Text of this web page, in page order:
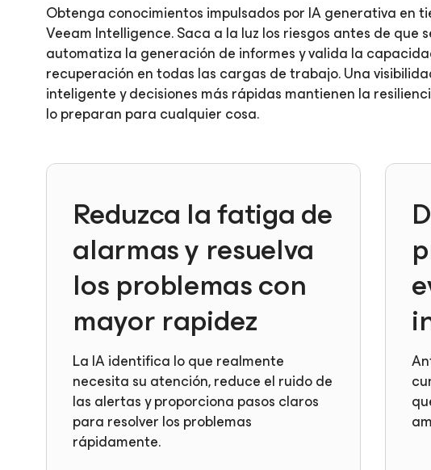
Obtenga conocimientos impulsados por IA generativa en
Veeam Intelligence. Saca a la luz los riesgos antes de que
automatiza la generación de informes y valida la
recuperación en todas las cargas de trabajo. Una
inteligente y decisiones más rápidas mantienen la
lo preparan para cualquier cosa.
Reduzca la fatiga de
alarmas y resuelva
los problemas con
mayor rapidez
La IA identifica lo que realmente
necesita su atención, reduce el ruido de
las alertas y proporciona pasos claros
para resolver los problemas
rápidamente.